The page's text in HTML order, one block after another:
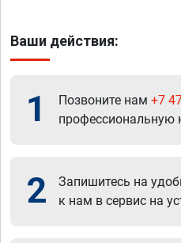
Ваши действия:
1 Позвоните нам +7
профессиональную
2
Запишитесь на
к нам в сервис на